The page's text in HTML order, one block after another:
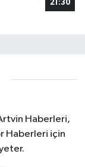
21:30
Haberleri,
Haberleri için